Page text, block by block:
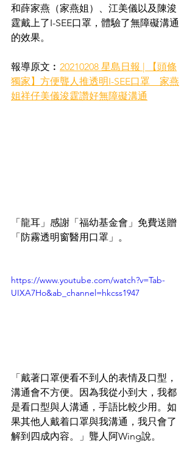
和薛家燕（家燕姐）、江美儀以及陳浚
霆戴上了I-SEE口罩，體驗了無障礙溝通
的效果。
報導原文︰ 20210208 星島日報 | 【頭條
獨家】方便聾人推透明I-SEE口罩　家燕
姐祥仔美儀浚霆讚好無障礙溝通
「龍耳」感謝「福幼基金會」免費送贈
「防霧透明窗醫用口罩」。
https://www.youtube.com/watch?v=Tab-
UIXA7Ho&ab_channel=hkcss1947
「戴著口罩便看不到人的表情及口型，
溝通會不方便。因為我從小到大，我都
是看口型與人溝通，手語比較少用。如
果其他人戴着口罩與我溝通，我只會了
解到四成內容。」聾人阿Wing說。